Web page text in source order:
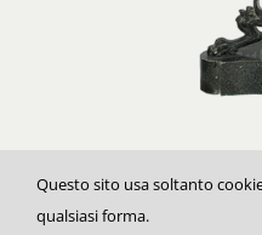
© Copyright2026 Fondazione
Questo sito usa soltanto
qualsiasi forma.